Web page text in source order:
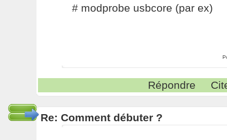
# modprobe usbcore (par ex)
Répondre
Re: Comment débuter ?